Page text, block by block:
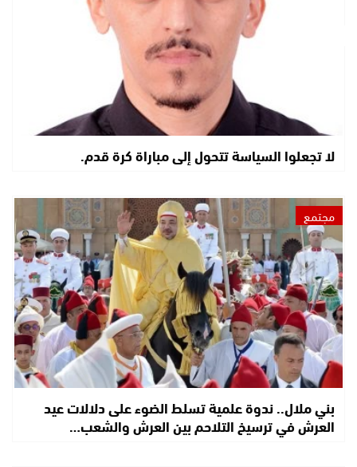
لا تجعلوا السياسة تتحول إلى مباراة كرة قدم.
مجتمع
بني ملال.. ندوة علمية تسلط الضوء على دلالات عيد
العرش في ترسيخ التلاحم بين العرش والشعب…